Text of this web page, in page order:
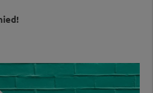
oder weiblich